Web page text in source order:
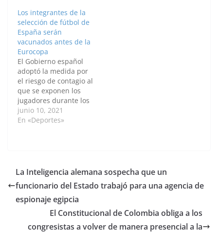
Colaboración de
Ferrocarrils de la
Generalitat de
Catalunya (FGC), y el
apoyo de la
Organización Mundial
del Turismo
(OMT/UNWTO). Los
próximos días 17 y…
Los integrantes de la
selección de fútbol de
España serán
vacunados antes de la
Eurocopa
El Gobierno español
adoptó la medida por
el riesgo de contagio al
que se exponen los
jugadores durante los
partidos. Por: Sammy
Palomino Uribe /
contra la COVID-19 este
viernes, a partir de las
10:00 (hora local),
según informó…
junio 10, 2021
En «Deportes»
La Inteligencia alemana sospecha que un
funcionario del Estado trabajó para una agencia de
espionaje egipcia
El Constitucional de Colombia obliga a los
congresistas a volver de manera presencial a la